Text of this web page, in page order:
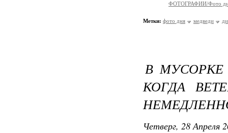
ФОТОГРАФИИ/Фото
Метки: фото дня медведи
В
КОГДА
Четверг, 28 Апреля